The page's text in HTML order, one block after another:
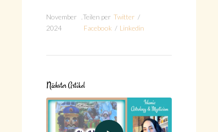
November
2024
Teilen per Twitter /
Facebook / Linkedin
Nächster Artikel